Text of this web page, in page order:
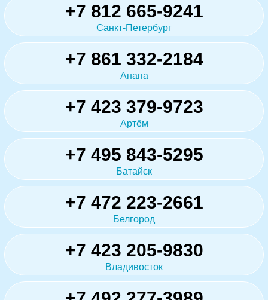
+7 812 665-9241
Санкт-Петербург
+7 861 332-2184
Анапа
+7 423 379-9723
Артём
+7 495 843-5295
Батайск
+7 472 223-2661
Белгород
+7 423 205-9830
Владивосток